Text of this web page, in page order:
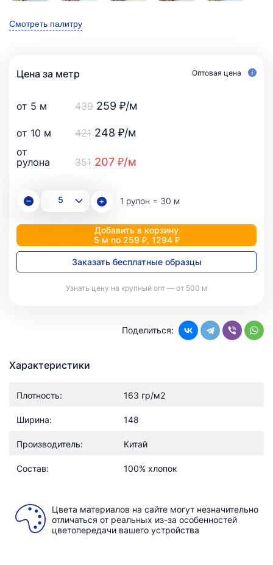
Смотреть палитру
Цена за метр Оптовая цена
от 5 м 439 259 ₽/м
от 10 м 421 248 ₽/м
от
рулона
351 207 ₽/м
1 рулон = 30 м
Добавить в корзину
5 м по 259 ₽, 1294 ₽
Заказать бесплатные образцы
Узнать цену на крупный опт — от 500 м
Поделиться:
Характеристики
Плотность: 163 гр/м2
Ширина: 148
Производитель: Китай
Состав: 100% хлопок
Цвета материалов на сайте могут незначительно
отличаться от реальных из-за особенностей
цветопередачи вашего устройства